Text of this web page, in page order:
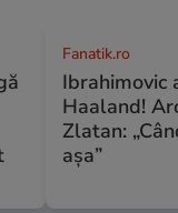
Fanatik.ro
Ibrahimovic
Haaland!
Zlatan:
așa”